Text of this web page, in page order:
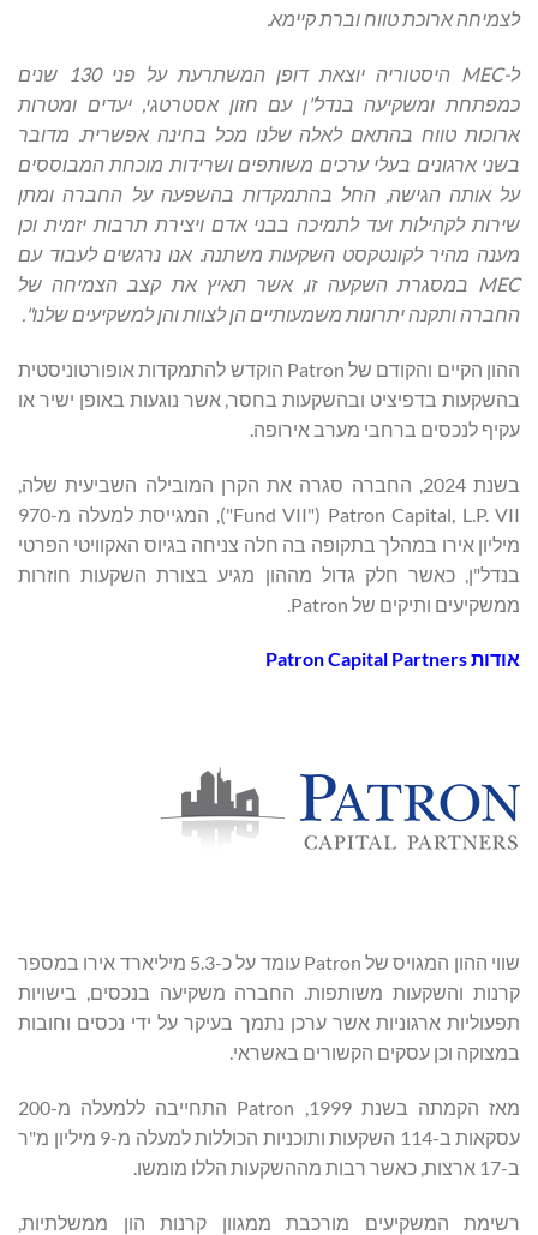
לצמיחה ארוכת טווח וברת קיימא.
ל-MEC
היסטוריה יוצאת דופן המשתרעת על פני 130 שנים
כמפתחת ומשקיעה בנדל"ן עם חזון אסטרטגי, יעדים ומטרות
ארוכות טווח בהתאם לאלה שלנו מכל בחינה אפשרית. מדובר
בשני ארגונים בעלי ערכים משותפים ושרידות מוכחת המבוססים
על אותה הגישה, החל בהתמקדות בהשפעה על החברה ומתן
שירות לקהילות ועד לתמיכה בבני אדם ויצירת תרבות יזמית וכן
מענה מהיר לקונטקסט השקעות משתנה. אנו נרגשים לעבוד עם
MEC במסגרת השקעה זו, אשר תאיץ את קצב הצמיחה של
החברה ותקנה יתרונות משמעותיים הן לצוות והן למשקיעים שלנו".
ההון הקיים והקודם של Patron הוקדש להתמקדות אופורטוניסטית
בהשקעות בדפיציט ובהשקעות בחסר, אשר נוגעות באופן ישיר או
עקיף לנכסים ברחבי מערב אירופה.
בשנת 2024, החברה סגרה את הקרן המובילה השביעית שלה,
Patron Capital, L.P. VII ‏("Fund VII"), המגייסת למעלה מ-970
מיליון אירו במהלך בתקופה בה חלה צניחה בגיוס האקוויטי הפרטי
בנדל"ן, כאשר חלק גדול מההון מגיע בצורת השקעות חוזרות
ממשקיעים ותיקים של Patron.
אודותPatron Capital Partners
שווי ההון המגויס של Patron עומד על כ-5.3 מיליארד אירו במספר
קרנות והשקעות משותפות. החברה משקיעה בנכסים, בישויות
תפעוליות ארגוניות אשר ערכן נתמך בעיקר על ידי נכסים וחובות
במצוקה וכן עסקים הקשורים באשראי.
מאז הקמתה בשנת 1999, Patron התחייבה ללמעלה מ-200
עסקאות ב-114 השקעות ותוכניות הכוללות למעלה מ-9 מיליון מ"ר
ב-17 ארצות, כאשר רבות מההשקעות הללו מומשו.
רשימת המשקיעים מורכבת ממגוון קרנות הון ממשלתיות,